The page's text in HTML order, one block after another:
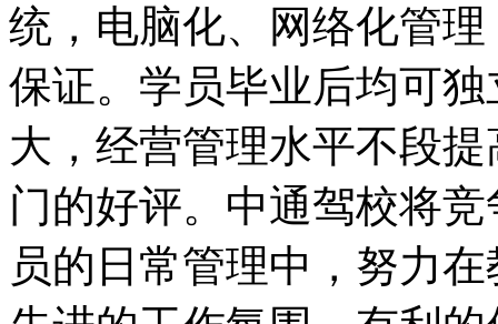
统，电脑化、网络化管
保证。学员毕业后均可
大，经营管理水平不段
门的好评。中通驾校将
员的日常管理中，努力